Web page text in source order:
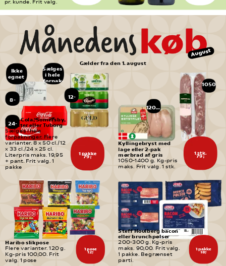
pr. kunde. Frit valg.
Gælder fra den 1. august
August
1 pakke
18,-
Steff Houlberg bacon
eller brunchpølser
200-300 g. Kg-pris
maks. 90,00. Frit valg.
1 pakke. Begrænset
parti.
1 stk.
79,-
Kyllingebryst med
lage eller 2-pak
mørbrad af gris
1050-1400 g. Kg-pris
maks. Frit valg. 1 stk.
1 pose
12,-
Haribo slikpose
Flere varianter. 120 g.
Kg-pris 100,00. Frit
valg. 1 pose
1 pakke
79,-
Coca-Cola, Somersby,
Monster eller Tuborg
Sælges i hele
forpakninger. Flere
varianter. 8 x 50 cl./12
x 33 cl./24 x 25 cl.
Literpris maks. 19,95
+ pant. Frit valg. 1
pakke
12-
pak
Sælges
i hele
forpak-
ninger
24-
pak
8-
pak
Ikke
egnet
til
børn
1200
g
1050
0 g